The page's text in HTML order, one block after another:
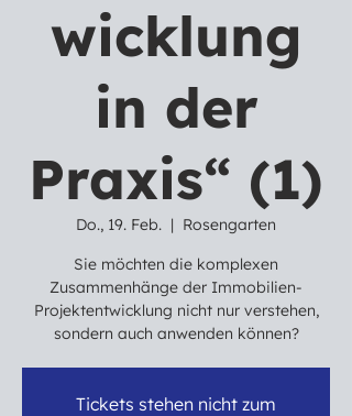
wicklung
in der
Praxis“ (1)
Do., 19. Feb.
  |
Rosengarten
Sie möchten die komplexen
Zusammenhänge der Immobilien-
Projektentwicklung nicht nur verstehen,
sondern auch anwenden können?
Tickets stehen nicht zum